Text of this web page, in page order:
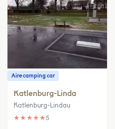
Aire camping car
Katlenburg-Linda
Katlenburg-Lindau
★ ★ ★ ★ ★5